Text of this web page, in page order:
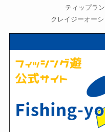
ティップラ
クレイジーオー